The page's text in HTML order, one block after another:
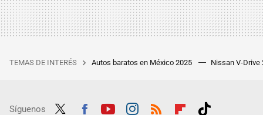
TEMAS DE INTERÉS Autos baratos en México 2025 Nissan V-Drive
Síguenos